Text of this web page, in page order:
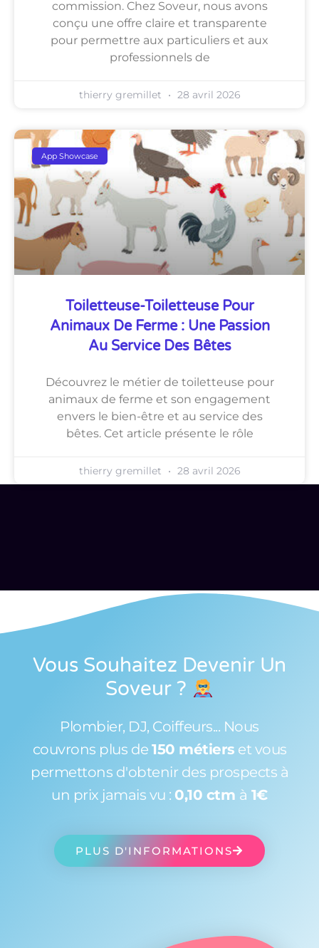
commission. Chez Soveur, nous avons
conçu une offre claire et transparente
pour permettre aux particuliers et aux
professionnels de
thierry gremillet 28 avril 2026
App Showcase
Toiletteuse-Toiletteuse Pour
Animaux De Ferme : Une Passion
Au Service Des Bêtes
Découvrez le métier de toiletteuse pour
animaux de ferme et son engagement
envers le bien-être et au service des
bêtes. Cet article présente le rôle
thierry gremillet 28 avril 2026
Vous Souhaitez Devenir Un
Soveur ?
Plombier, DJ, Coiffeurs... Nous
couvrons plus de 150 métiers et vous
permettons d'obtenir des prospects à
un prix jamais vu : 0,10 ctm à 1€
PLUS D'INFORMATIONS